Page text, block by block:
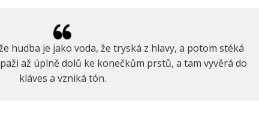
hudba je jako voda, že tryská z hlavy, a potom stéká
až úplně dolů ke konečkům prstů, a tam vyvěrá do
kláves a vzniká tón.